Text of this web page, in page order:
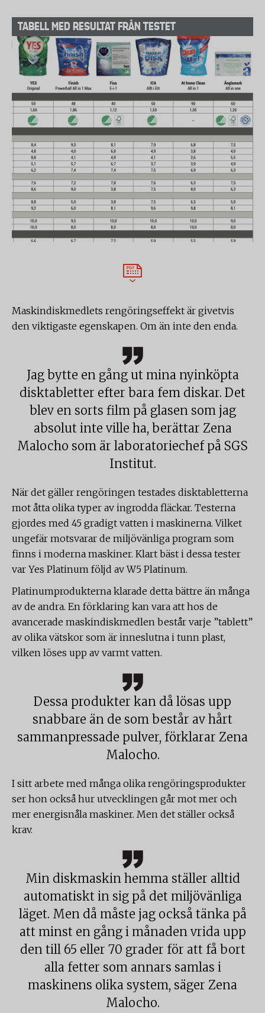
TABELL MED RESULTAT FRÅN TESTET
Maskindiskmedlets rengöringseffekt är givetvis
den viktigaste egenskapen. Om än inte den enda.
Jag bytte en gång ut mina nyinköpta
disktabletter efter bara fem diskar. Det
blev en sorts film på glasen som jag
absolut inte ville ha, berättar Zena
Malocho som är laboratoriechef på SGS
Institut.
När det gäller rengöringen testades disktabletterna
mot åtta olika typer av ingrodda fläckar. Testerna
gjordes med 45 gradigt vatten i maskinerna. Vilket
ungefär motsvarar de miljövänliga program som
finns i moderna maskiner. Klart bäst i dessa tester
var Yes Platinum följd av W5 Platinum.
Platinumprodukterna klarade detta bättre än många
av de andra. En förklaring kan vara att hos de
avancerade maskindiskmedlen består varje ”tablett”
av olika vätskor som är inneslutna i tunn plast,
vilken löses upp av varmt vatten.
Dessa produkter kan då lösas upp
snabbare än de som består av hårt
sammanpressade pulver, förklarar Zena
Malocho.
I sitt arbete med många olika rengöringsprodukter
ser hon också hur utvecklingen går mot mer och
mer energisnåla maskiner. Men det ställer också
krav.
Min diskmaskin hemma ställer alltid
automatiskt in sig på det miljövänliga
läget. Men då måste jag också tänka på
att minst en gång i månaden vrida upp
den till 65 eller 70 grader för att få bort
alla fetter som annars samlas i
maskinens olika system, säger Zena
Malocho.